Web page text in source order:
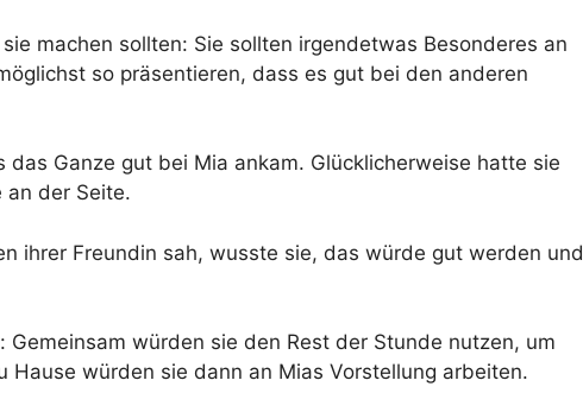
machen sollten: Sie sollten irgendetwas Besonderes an
so präsentieren, dass es gut bei den anderen
Ganze gut bei Mia ankam. Glücklicherweise hatte sie
an der Seite.
ihrer Freundin sah, wusste sie, das würde gut werden und
Gemeinsam würden sie den Rest der Stunde nutzen, um
Hause würden sie dann an Mias Vorstellung arbeiten.